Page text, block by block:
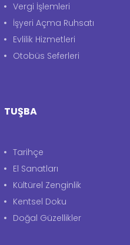
Vergi İşlemleri
İşyeri Açma Ruhsatı
Evlilik Hizmetleri
Otobüs Seferleri
TUŞBA
Tarihçe
El Sanatları
Kültürel Zenginlik
Kentsel Doku
Doğal Güzellikler